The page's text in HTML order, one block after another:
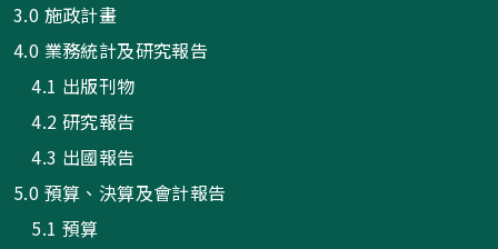
3.0 施政計畫
4.0 業務統計及研究報告
4.1 出版刊物
4.2 研究報告
4.3 出國報告
5.0 預算、決算及會計報告
5.1 預算